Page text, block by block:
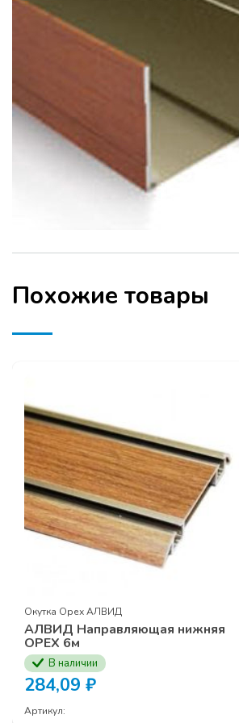
Похожие товары
Окутка Орех АЛВИД
АЛВИД Направляющая нижняя
ОРЕХ 6м
В наличии
284,09 ₽
Артикул: